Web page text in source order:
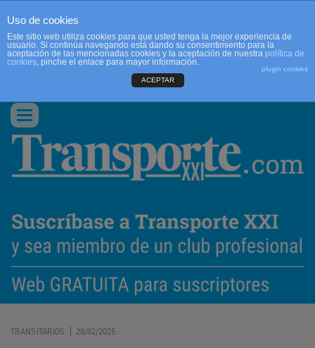
CONTACTO
Conmutar
navegación
TRANSITARIOS | 28/02/2025
Uso de cookies
Este sitio web utiliza cookies para que usted tenga la mejor experiencia de
usuario. Si continúa navegando está dando su consentimiento para la
aceptación de las mencionadas cookies y la aceptación de nuestra política de
cookies, pinche el enlace para mayor información.
plugin cookies
ACEPTAR